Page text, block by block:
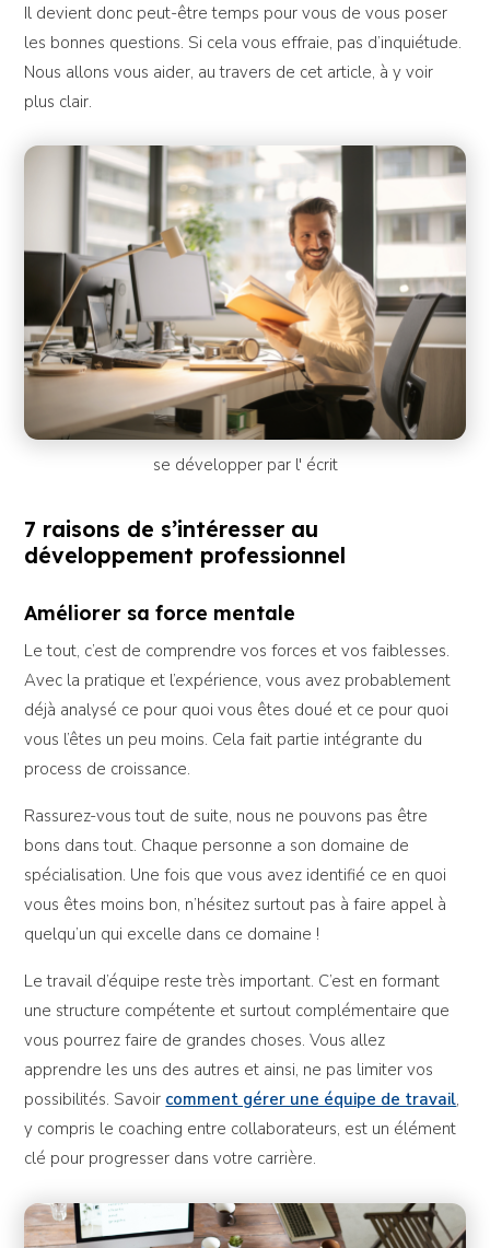
Il devient donc peut-être temps pour vous de vous poser
les bonnes questions. Si cela vous effraie, pas d’inquiétude.
Nous allons vous aider, au travers de cet article, à y voir
plus clair.
se développer par l' écrit
7 raisons de s’intéresser au
développement professionnel
Améliorer sa force mentale
Le tout, c’est de comprendre vos forces et vos faiblesses.
Avec la pratique et l’expérience, vous avez probablement
déjà analysé ce pour quoi vous êtes doué et ce pour quoi
vous l’êtes un peu moins. Cela fait partie intégrante du
process de croissance.
Rassurez-vous tout de suite, nous ne pouvons pas être
bons dans tout. Chaque personne a son domaine de
spécialisation. Une fois que vous avez identifié ce en quoi
vous êtes moins bon, n’hésitez surtout pas à faire appel à
quelqu’un qui excelle dans ce domaine !
Le travail d’équipe reste très important. C’est en formant
une structure compétente et surtout complémentaire que
vous pourrez faire de grandes choses. Vous allez
apprendre les uns des autres et ainsi, ne pas limiter vos
possibilités. Savoir comment gérer une équipe de travail,
y compris le coaching entre collaborateurs, est un élément
clé pour progresser dans votre carrière.